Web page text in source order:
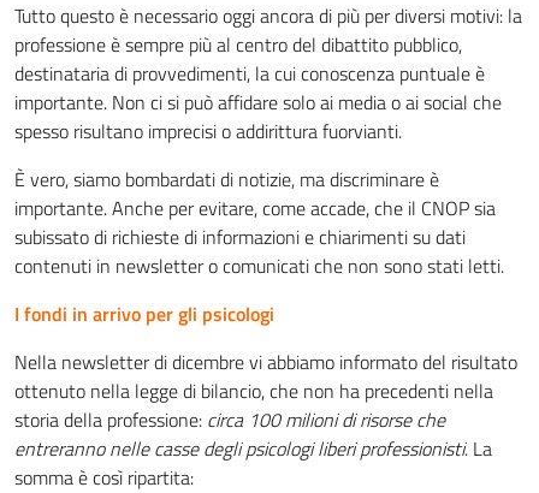
Tutto questo è necessario oggi ancora di più per diversi motivi: la
professione è sempre più al centro del dibattito pubblico,
destinataria di provvedimenti, la cui conoscenza puntuale è
importante. Non ci si può affidare solo ai media o ai social che
spesso risultano imprecisi o addirittura fuorvianti.
È vero, siamo bombardati di notizie, ma discriminare è
importante. Anche per evitare, come accade, che il CNOP sia
subissato di richieste di informazioni e chiarimenti su dati
contenuti in newsletter o comunicati che non sono stati letti.
I fondi in arrivo per gli psicologi
Nella newsletter di dicembre vi abbiamo informato del risultato
ottenuto nella legge di bilancio, che non ha precedenti nella
storia della professione: circa 100 milioni di risorse che
entreranno nelle casse degli psicologi liberi professionisti. La
somma è così ripartita: